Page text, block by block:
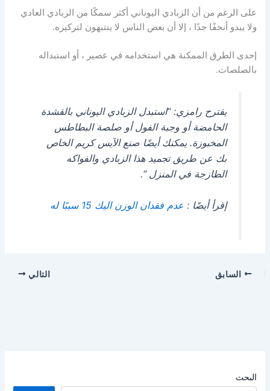
البحث
على الرغم من أن الزبادي اليوناني أكثر سمكًا من الزبادي العادي
ولا يبدو أنحفًا جدًا ، إلا أن بعض الناس لا ينتبهون لتركيزه.
إحدى الطرق الممكنة هي استخدامه في عصير ، أو استبداله
بالصلصات.
يقترح رامزي: “استبدل الزبادي اليوناني بالقشدة
الحامضة أو وجبة الفول أو صلصة البطاطس
المخبوزة. يمكنك أيضًا صنع الآيس كريم الخاص
بك عن طريق تجميد هذا الزبادي والفواكه
الطازجة في المنزل “.
إقرأ أيضًا : عدم فقدان الوزن اليك 15 سببًا له
السابق التالي